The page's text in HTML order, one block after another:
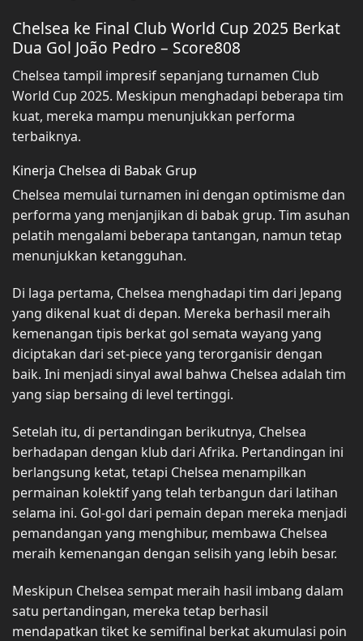
Chelsea ke Final Club World Cup 2025 Berkat
Dua Gol João Pedro – Score808
Chelsea tampil impresif sepanjang turnamen Club
World Cup 2025. Meskipun menghadapi beberapa tim
kuat, mereka mampu menunjukkan performa
terbaiknya.
Kinerja Chelsea di Babak Grup
Chelsea memulai turnamen ini dengan optimisme dan
performa yang menjanjikan di babak grup. Tim asuhan
pelatih mengalami beberapa tantangan, namun tetap
menunjukkan ketangguhan.
Di laga pertama, Chelsea menghadapi tim dari Jepang
yang dikenal kuat di depan. Mereka berhasil meraih
kemenangan tipis berkat gol semata wayang yang
diciptakan dari set-piece yang terorganisir dengan
baik. Ini menjadi sinyal awal bahwa Chelsea adalah tim
yang siap bersaing di level tertinggi.
Setelah itu, di pertandingan berikutnya, Chelsea
berhadapan dengan klub dari Afrika. Pertandingan ini
berlangsung ketat, tetapi Chelsea menampilkan
permainan kolektif yang telah terbangun dari latihan
selama ini. Gol-gol dari pemain depan mereka menjadi
pemandangan yang menghibur, membawa Chelsea
meraih kemenangan dengan selisih yang lebih besar.
Meskipun Chelsea sempat meraih hasil imbang dalam
satu pertandingan, mereka tetap berhasil
mendapatkan tiket ke semifinal berkat akumulasi poin